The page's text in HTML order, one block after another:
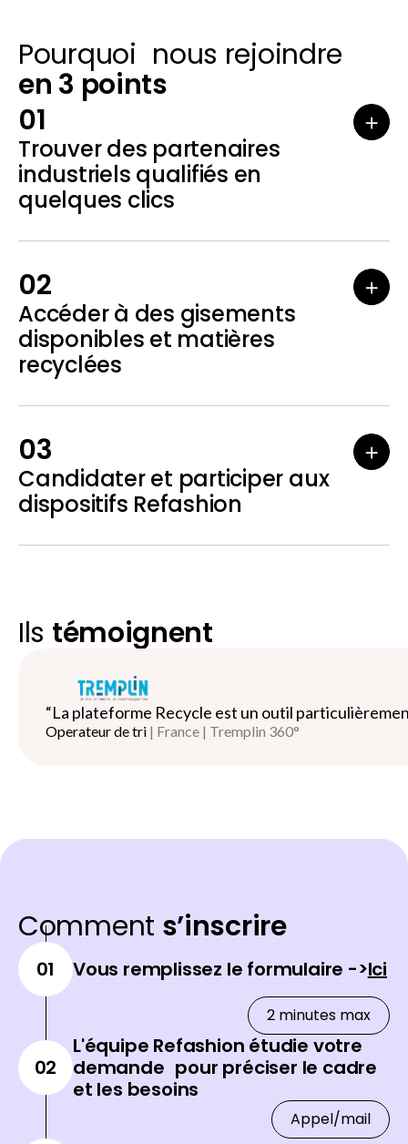
Pourquoi nous rejoindre
en 3 points
01
Trouver des partenaires
industriels qualifiés en
quelques clics
02
Accéder à des gisements
disponibles et matières
recyclées
03
Candidater et participer aux
dispositifs Refashion
Ils témoignent
“La plateforme Recycle est un outil
Operateur de tri | France | Tremplin 360°
Comment s’inscrire
01 Vous remplissez le formulaire ->Ici
2 minutes max
02
L'équipe Refashion étudie votre
demande pour préciser le cadre
et les besoins
Appel/mail